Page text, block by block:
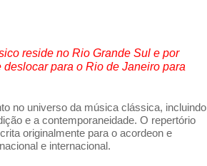
reside no Rio Grande Sul e por
para o Rio de Janeiro para
no universo da música clássica, incluindo
e a contemporaneidade. O repertório
originalmente para o acordeon e
e internacional.